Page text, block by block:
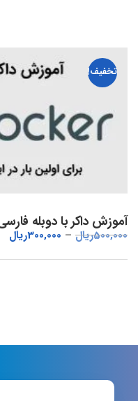
تخفیف!
آموزش داکر با دوبله
500,000ریال 300,000ریال